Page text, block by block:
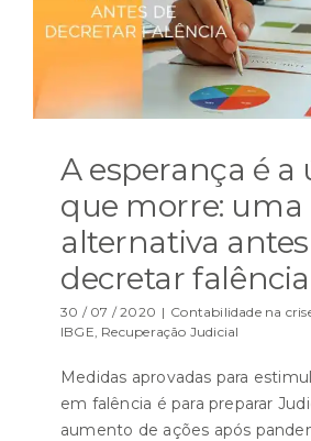
A esperança é a
que morre: uma
alternativa
decretar falência
30 / 07 / 2020 | Contabilidade na
IBGE, Recuperação Judicial
Medidas aprovadas para
em falência é para preparar
aumento de ações após